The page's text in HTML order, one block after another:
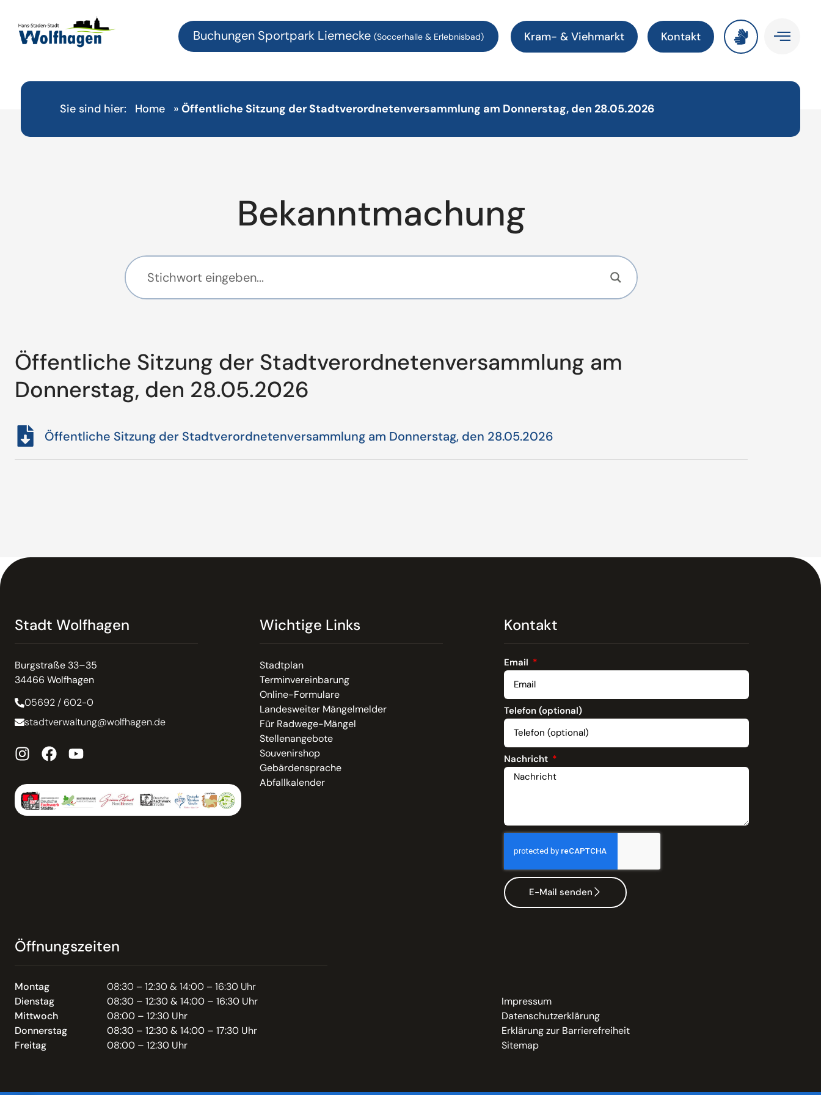
Buchungen Sportpark Liemecke (Soccerhalle & Erlebnisbad) Kram- & Viehmarkt Kontakt
Sie sind hier: Home » Öffentliche Sitzung der Stadtverordnetenversammlung am Donnerstag, den 28.05.2026
Bekanntmachung
Öffentliche Sitzung der Stadtverordnetenversammlung am
Donnerstag, den 28.05.2026
Öffentliche Sitzung der Stadtverordnetenversammlung am Donnerstag, den 28.05.2026
Stadt Wolfhagen
Burgstraße 33–35
34466 Wolfhagen
05692 / 602-0
stadtverwaltung@wolfhagen.de
Wichtige Links
Stadtplan
Terminvereinbarung
Online-Formulare
Landesweiter Mängelmelder
Für Radwege-Mängel
Stellenangebote
Souvenirshop
Gebärdensprache
Abfallkalender
Kontakt
Email
Telefon (optional)
Nachricht
E-Mail senden
Öffnungszeiten
Montag
08:30 – 12:30 & 14:00 – 16:30 Uhr
Dienstag
08:30 – 12:30 & 14:00 – 16:30 Uhr
Mittwoch
08:00 – 12:30 Uhr
Donnerstag
08:30 – 12:30 & 14:00 – 17:30 Uhr
Freitag
08:00 – 12:30 Uhr
Impressum
Datenschutzerklärung
Erklärung zur Barrierefreiheit
Sitemap